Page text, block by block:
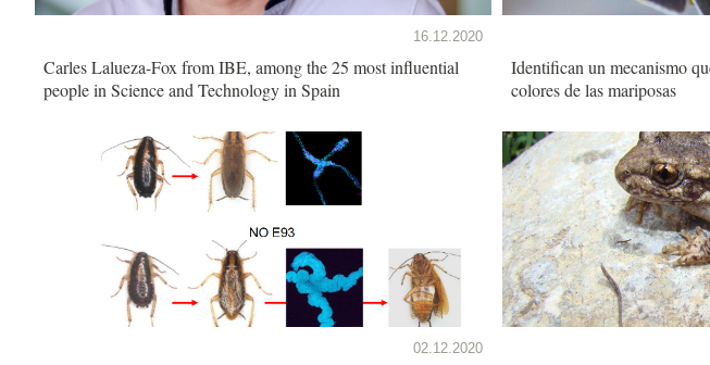
16.12.2020
Carles Lalueza-Fox from IBE, among the 25 most influential
people in Science and Technology in Spain
Identifican un mecanismo
colores de las mariposas
02.12.2020